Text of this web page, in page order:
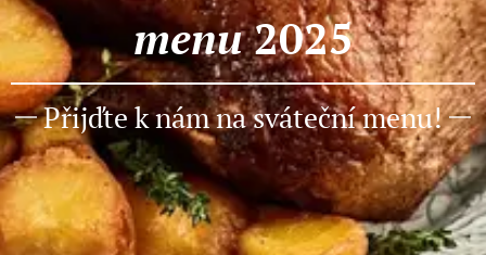
menu2025
Přijďte k nám na sváteční menu!